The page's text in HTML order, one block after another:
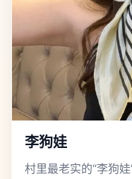
李狗娃
村里最老实的“李狗